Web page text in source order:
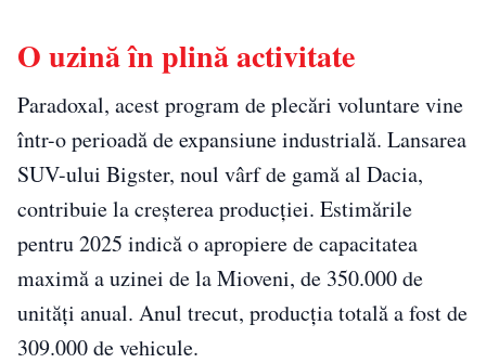
O uzină în plină activitate
Paradoxal, acest program de plecări voluntare vine
într-o perioadă de expansiune industrială. Lansarea
SUV-ului Bigster, noul vârf de gamă al Dacia,
contribuie la creșterea producției. Estimările
pentru 2025 indică o apropiere de capacitatea
maximă a uzinei de la Mioveni, de 350.000 de
unități anual. Anul trecut, producția totală a fost de
309.000 de vehicule.